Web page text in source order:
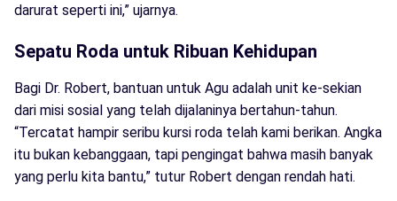
darurat seperti ini,” ujarnya.
Sepatu Roda untuk Ribuan Kehidupan
Bagi Dr. Robert, bantuan untuk Agu adalah unit ke-sekian
dari misi sosial yang telah dijalaninya bertahun-tahun.
“Tercatat hampir seribu kursi roda telah kami berikan. Angka
itu bukan kebanggaan, tapi pengingat bahwa masih banyak
yang perlu kita bantu,” tutur Robert dengan rendah hati.